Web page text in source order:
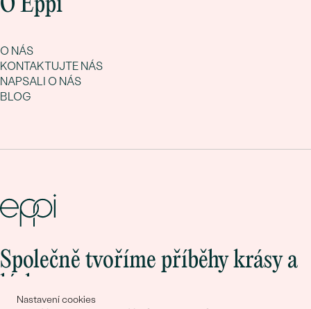
Nastavení cookies
O Eppi
O NÁS
KONTAKTUJTE NÁS
NAPSALI O NÁS
BLOG
Společně tvoříme příběhy krásy a